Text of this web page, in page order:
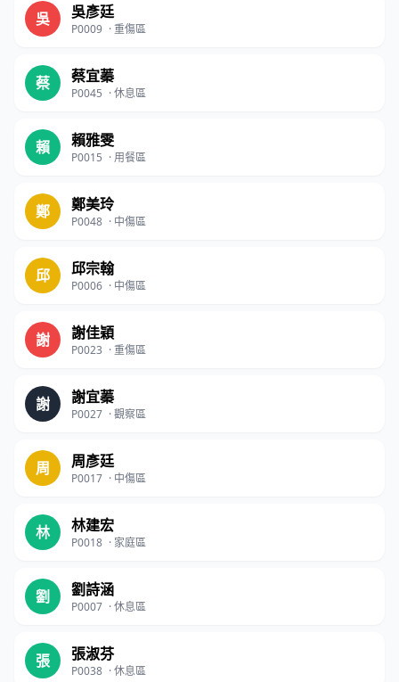
吳 吳彥廷
P0009 ·重傷區
蔡 蔡宜蓁
P0045 ·休息區
賴 賴雅雯
P0015 · 用餐區
鄭 鄭美玲
P0048 · 中傷區
邱 邱宗翰
P0006 · 中傷區
謝 謝佳穎
P0023 ·重傷區
謝 謝宜蓁
P0027 ·觀察區
周 周彥廷
P0017 · 中傷區
林 林建宏
P0018 · 家庭區
劉 劉詩涵
P0007 ·休息區
張 張淑芬
P0038 ·休息區